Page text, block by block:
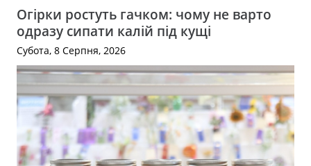
Огірки ростуть гачком: чому не варто
одразу сипати калій під кущі
Субота, 8 Серпня, 2026